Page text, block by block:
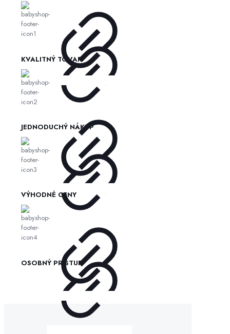
KVALITNÝ TOVAR
JEDNODUCHÝ NÁKUP
VÝHODNÉ CENY
OSOBNÝ PRÍSTUP